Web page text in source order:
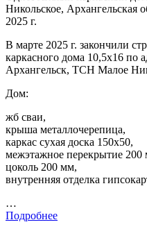
Никольское, Архангельская
2025 г.
В марте 2025 г. закончили
каркасного дома 10,5х16 по
Архангельск, ТСН Малое
Дом:
жб сваи,
крыша металлочерепица,
каркас сухая доска 150х50,
межэтажное перекрытие 200
цоколь 200 мм,
внутренняя отделка
…
Подробнее